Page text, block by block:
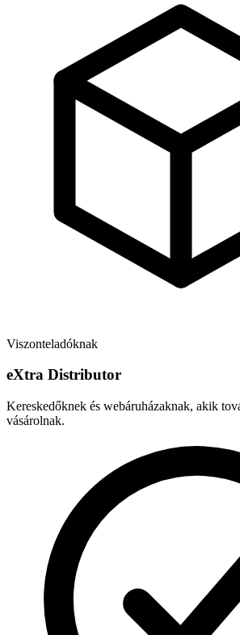
Viszonteladóknak
eXtra Distributor
Kereskedőknek és webáruházaknak, akik
vásárolnak.